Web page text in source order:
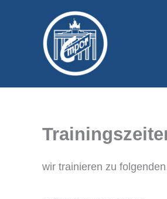
wir trainieren zu